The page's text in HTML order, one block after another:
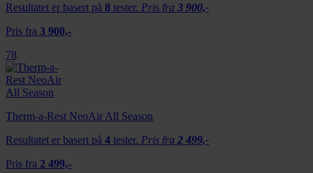
Resultatet er basert på 8 tester. Pris fra 3 900,-
Pris fra 3 900,-
78
Therm-a-Rest NeoAir All Season
Resultatet er basert på 4 tester. Pris fra 2 499,-
Pris fra 2 499,-